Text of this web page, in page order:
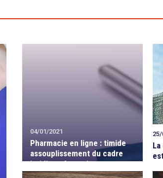
04/01/2021
Pharmacie en ligne : timide
assouplissement du cadre
juridique français